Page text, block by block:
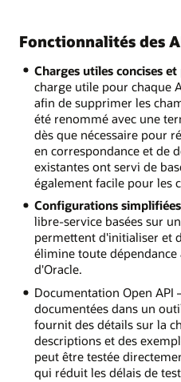
Fonctionnalités des
Charges utiles concises
charge utile pour chaque
afin de supprimer les
été renommé avec une
dès que nécessaire pour
en correspondance et de
existantes ont servi de
également facile pour les
Configurations
libre-service basées sur
permettent d'initialiser et
élimine toute
d'Oracle.
Documentation Open API
documentées dans un
fournit des détails sur la
descriptions et des
peut être testée
qui réduit les délais de